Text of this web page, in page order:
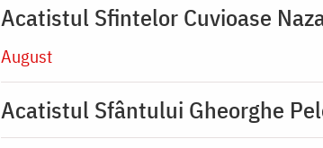
Acatistul Sfintelor Cuvioase
August
Acatistul Sfântului Gheorghe